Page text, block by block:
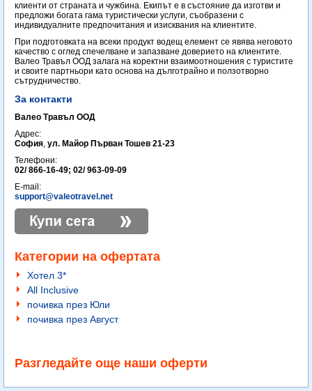
клиенти от страната и чужбина. Екипът е в състояние да изготви и
предложи богата гама туристически услуги, съобразени с
индивидуалните предпочитания и изисквания на клиентите.
При подготовката на всеки продукт водещ елемент се явява неговото
качество с оглед спечелване и запазване доверието на клиентите.
Валео Травъл ООД залага на коректни взаимоотношения с туристите
и своите партньори като основа на дълготрайно и ползотворно
сътрудничество.
За контакти
Валео Травъл ООД
Адрес:
София, ул. Майор Първан Тошев 21-23
Телефони:
02/ 866-16-49; 02/ 963-09-09
E-mail:
support@valeotravel.net
Категории на офертата
Хотел 3*
All Inclusive
почивка през Юли
почивка през Август
Разгледайте още наши оферти